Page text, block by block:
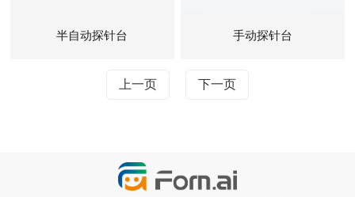
半自动探针台 手动探针台
上一页 下一页